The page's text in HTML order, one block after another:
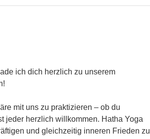
ich dich herzlich zu unserem
mit uns zu praktizieren – ob du
jeder herzlich willkommen. Hatha Yoga
und gleichzeitig inneren Frieden zu